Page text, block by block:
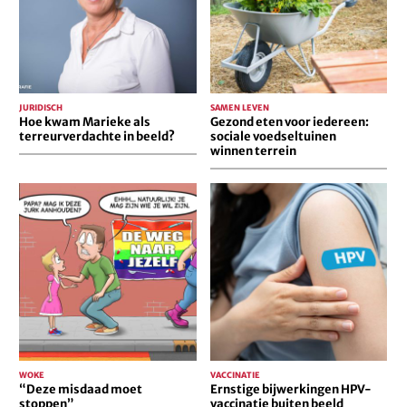
Hoe kwam Marieke als
terreurverdachte in beeld?
JURIDISCH
voedseltuinen
winnen
terrein
Gezond eten voor iedereen:
sociale voedseltuinen
winnen terrein
SAMEN LEVEN
“Deze
misdaad
moet
stoppen”
“Deze misdaad moet
stoppen”
WOKE
Ernstige
bijwerkingen
HPV-
vaccinatie
buiten
beeld
gehouden
Ernstige bijwerkingen HPV-
vaccinatie buiten beeld
VACCINATIE